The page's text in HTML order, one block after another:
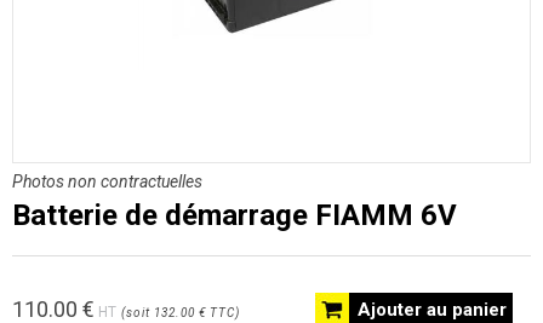
Photos non contractuelles
Batterie de démarrage FIAMM 6V
Ajouter au panier
110.00 € HT (soit 132.00 € TTC)